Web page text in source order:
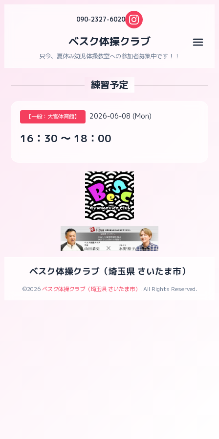
090-2327-6020
ベスク体操クラブ
只今、夏休み幼児体操教室への参加者募集中です！！
練習予定
【一般：大宮体育館】 2026-06-08 (Mon)
16：30 ～ 18：00
ベスク体操クラブ（埼玉県 さいたま市）
©2026ベスク体操クラブ（埼玉県 さいたま市） . All Rights Reserved.